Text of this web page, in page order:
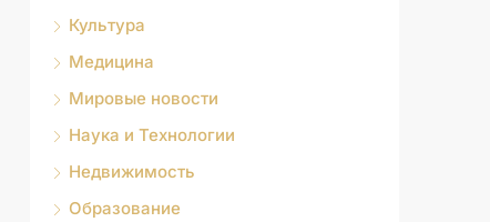
Культура
Медицина
Мировые новости
Наука и Технологии
Недвижимость
Образование